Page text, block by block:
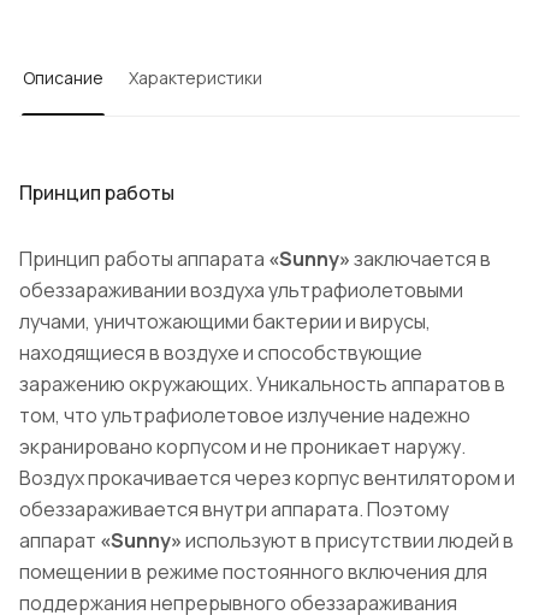
Описание Характеристики
Принцип работы
Принцип работы аппарата «Sunny»заключается в
обеззараживании воздуха ультрафиолетовыми
лучами, уничтожающими бактерии и вирусы,
находящиеся в воздухе и способствующие
заражению окружающих. Уникальность аппаратов в
том, что ультрафиолетовое излучение надежно
экранировано корпусом и не проникает наружу.
Воздух прокачивается через корпус вентилятором и
обеззараживается внутри аппарата. Поэтому
аппарат «Sunny»используют в присутствии людей в
помещении в режиме постоянного включения для
поддержания непрерывного обеззараживания